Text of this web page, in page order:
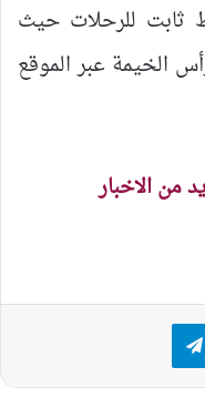
ثابت للرحلات حيث
الخيمة عبر الموقع
من الاخبار
تيلقرام